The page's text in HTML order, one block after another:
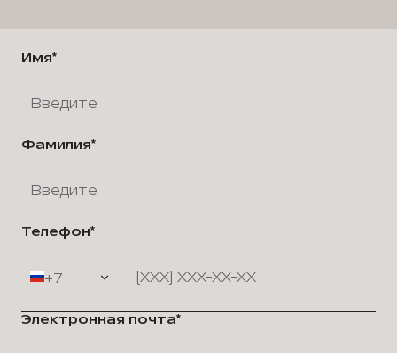
Имя*
Фамилия*
Телефон*
+7
Электронная почта*